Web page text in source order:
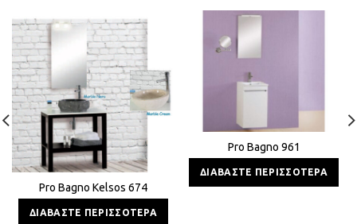
Pro Bagno Kelsos 674
ΔΙΑΒΆΣΤΕ ΠΕΡΙΣΣΌΤΕΡΑ
Pro Bagno 961
ΔΙΑΒΆΣΤΕ ΠΕΡΙΣΣΌΤΕΡΑ